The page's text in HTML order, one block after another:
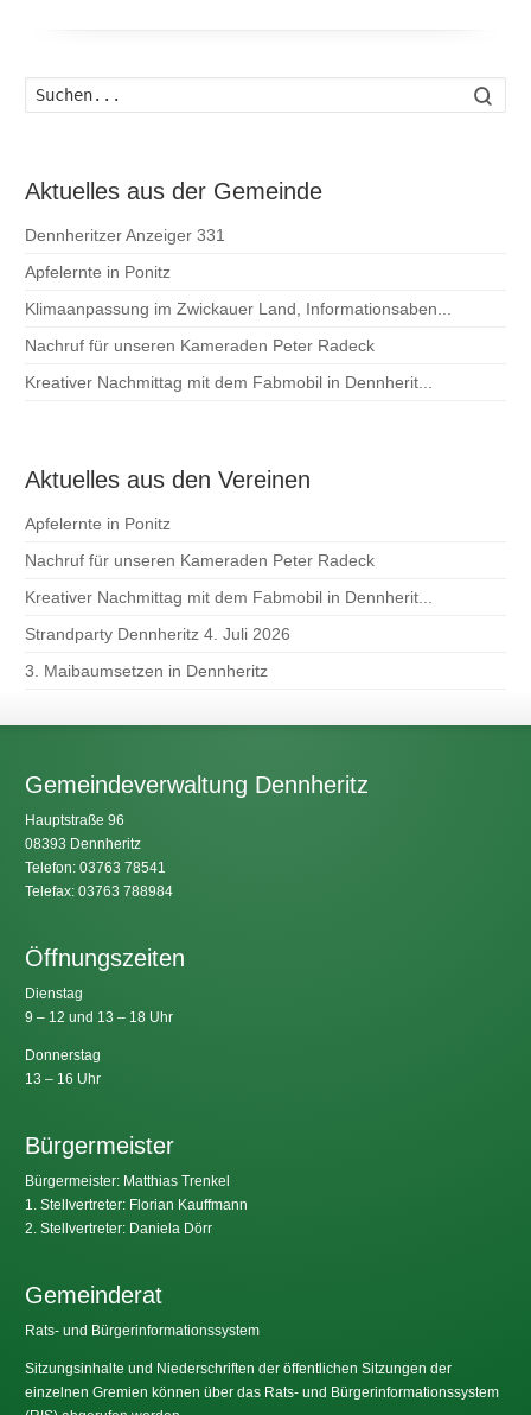
Aktuelles aus der Gemeinde
Dennheritzer Anzeiger 331
Apfelernte in Ponitz
Klimaanpassung im Zwickauer Land, Informationsaben...
Nachruf für unseren Kameraden Peter Radeck
Kreativer Nachmittag mit dem Fabmobil in Dennherit...
Aktuelles aus den Vereinen
Apfelernte in Ponitz
Nachruf für unseren Kameraden Peter Radeck
Kreativer Nachmittag mit dem Fabmobil in Dennherit...
Strandparty Dennheritz 4. Juli 2026
3. Maibaumsetzen in Dennheritz
Gemeindeverwaltung Dennheritz
Hauptstraße 96
08393 Dennheritz
Telefon: 03763 78541
Telefax: 03763 788984
Öffnungszeiten
Dienstag
9 – 12 und 13 – 18 Uhr
Donnerstag
13 – 16 Uhr
Bürgermeister
Bürgermeister: Matthias Trenkel
1. Stellvertreter: Florian Kauffmann
2. Stellvertreter: Daniela Dörr
Gemeinderat
Rats- und Bürgerinformationssystem
Sitzungsinhalte und Niederschriften der öffentlichen Sitzungen der
einzelnen Gremien können über das Rats- und Bürgerinformationssystem